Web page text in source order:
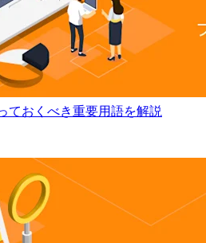
ておくべき重要用語を解説